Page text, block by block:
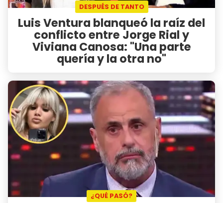
DESPUÉS DE TANTO
Luis Ventura blanqueó la raíz del
conflicto entre Jorge Rial y
Viviana Canosa: "Una parte
quería y la otra no"
¿QUÉ PASÓ?